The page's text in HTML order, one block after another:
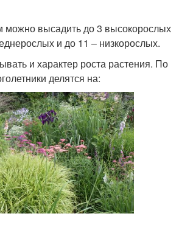
можно высадить до 3 высокорослых
и до 11 – низкорослых.
и характер роста растения. По
делятся на: